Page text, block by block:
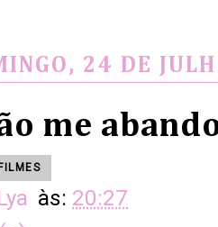
24 DE
me
às: 20:27